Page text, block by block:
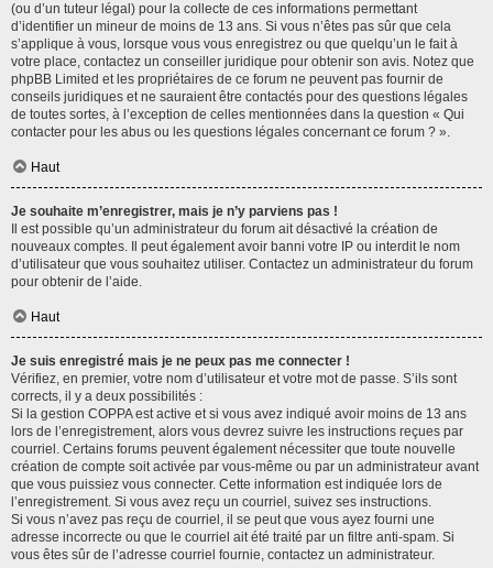
(ou d’un tuteur légal) pour la collecte de ces informations permettant
d’identifier un mineur de moins de 13 ans. Si vous n’êtes pas sûr que cela
s’applique à vous, lorsque vous vous enregistrez ou que quelqu’un le fait à
votre place, contactez un conseiller juridique pour obtenir son avis. Notez que
phpBB Limited et les propriétaires de ce forum ne peuvent pas fournir de
conseils juridiques et ne sauraient être contactés pour des questions légales
de toutes sortes, à l’exception de celles mentionnées dans la question « Qui
contacter pour les abus ou les questions légales concernant ce forum ? ».
Haut
Je souhaite m’enregistrer, mais je n’y parviens pas !
Il est possible qu’un administrateur du forum ait désactivé la création de
nouveaux comptes. Il peut également avoir banni votre IP ou interdit le nom
d’utilisateur que vous souhaitez utiliser. Contactez un administrateur du forum
pour obtenir de l’aide.
Haut
Je suis enregistré mais je ne peux pas me connecter !
Vérifiez, en premier, votre nom d’utilisateur et votre mot de passe. S’ils sont
corrects, il y a deux possibilités :
Si la gestion COPPA est active et si vous avez indiqué avoir moins de 13 ans
lors de l’enregistrement, alors vous devrez suivre les instructions reçues par
courriel. Certains forums peuvent également nécessiter que toute nouvelle
création de compte soit activée par vous-même ou par un administrateur avant
que vous puissiez vous connecter. Cette information est indiquée lors de
l’enregistrement. Si vous avez reçu un courriel, suivez ses instructions.
Si vous n’avez pas reçu de courriel, il se peut que vous ayez fourni une
adresse incorrecte ou que le courriel ait été traité par un filtre anti-spam. Si
vous êtes sûr de l’adresse courriel fournie, contactez un administrateur.